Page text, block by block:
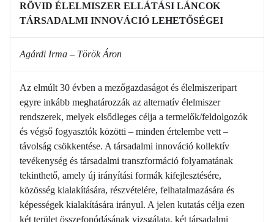
RÖVID ÉLELMISZER ELLÁTÁSI LÁNCOK
TÁRSADALMI INNOVÁCIÓ LEHETŐSÉGEI
Agárdi Irma – Török Áron
Az elmúlt 30 évben a mezőgazdaságot és élelmiszeripart
egyre inkább meghatározzák az alternatív élelmiszer
rendszerek, melyek elsődleges célja a termelők/feldolgozók
és végső fogyasztók közötti – minden értelembe vett –
távolság csökkentése. A társadalmi innováció kollektív
tevékenység és társadalmi transzformáció folyamatának
tekinthető, amely új irányítási formák kifejlesztésére,
közösség kialakítására, részvételére, felhatalmazására és
képességek kialakítására irányul. A jelen kutatás célja ezen
két terület összefonódásának vizsgálata, két társadalmi